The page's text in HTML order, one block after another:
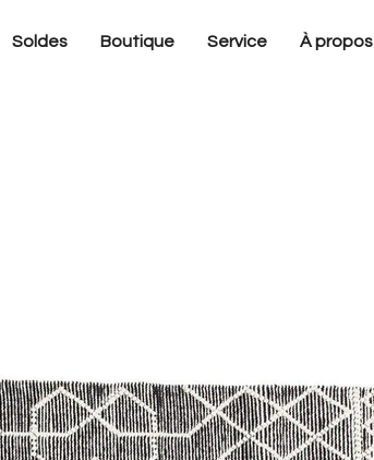
Soldes Boutique Service À propos